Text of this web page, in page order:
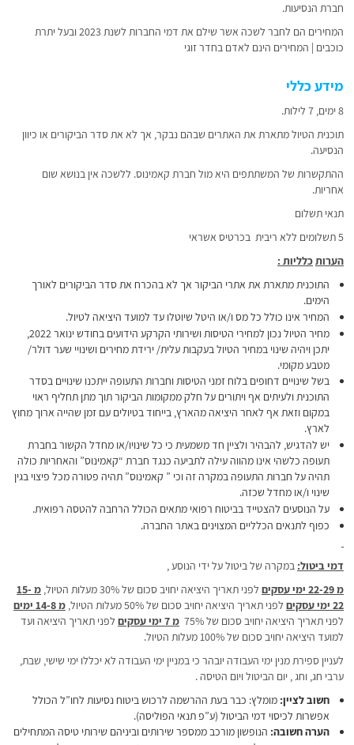
חברת הנסיעות.
המחירים הם לחבר לשכה אשר שילם את דמי החברות לשנת 2023 ובעל יתרת
כוכבים | המחירים הינם לאדם בחדר זוגי
מידע כללי
8 ימים, 7 לילות.
תוכנית הטיול מתארת את האתרים שבהם נבקר, אך לא את סדר הביקורים או כיוון
הנסיעה.
ההתקשרות של המשתתפים היא מול חברת קאמינוס. ללשכה אין בנושא שום
אחריות.
תנאי תשלום
5 תשלומים ללא ריבית בכרטיס אשראי
הערות כלליות:
התוכנית מתארת את אתרי הביקור אך לא בהכרח את סדר הביקורים לאורך
הימים.
המחיר אינו כולל כל מס ו/או היטל שיוטלו עד למועד היציאה לטיול.
מחיר הטיול נכון למחירי הטיסות ושירותי הקרקע הידועים בחודש ינואר 2022,
יתכן ויהיה שינוי במחיר הטיול בעקבות עלית/ ירידת מחירים ושינויי שער דולר/
מטבע מקומי.
בשל שינויים דחופים בלוח זמני הטיסות וחברות התעופה ייתכנו שינויים בסדר
התוכנית ולעיתים אף ויתורים על חלק ממקומות הביקור תוך מתן תחליף ראוי
במקום וזאת אף לאחר היציאה מהארץ, בייחוד בטיולים עם זמן שהייה ארוך מחוץ
לארץ.
יש להדגיש, להבהיר ולציין חד משמעית כי כל שינויו/או מחדל הקשור בחברת
תעופה כלשהי אינו מהווה עילה לתביעה כנגד חברת “קאמינוס” והאחריות כולה
תהיה על חברות התעופה במקרה זה וכי ” קאמינוס” תהיה פטורה מכל פיצוי בגין
שינוי ו/או מחדל שכזה.
על הנוסעים להצטייד בביטוח רפואי מתאים הכולל הרחבה להטסה רפואית.
כפוף לתנאים הכלליים המצוינים באתר החברה.
דמי ביטול: במקרה של ביטול על ידי הנוסע ,
מ 22-29 ימי עסקים
לפני תאריך היציאה יחויב סכום של 30% מעלות הטיול,
מ 15-
22 ימי עסקים
לפני תאריך היציאה יחויב סכום של 50% מעלות הטיול,
מ 14-8 ימים
לפני תאריך היציאה יחויב סכום של 75%
מ 7 ימי עסקים
לפני תאריך היציאה ועד
למועד היציאה יחויב סכום של 100% מעלות הטיול.
לעניין ספירת מנין ימי העבודה יובהר כי במניין ימי העבודה לא יכללו ימי שישי, שבת,
ערבי חג, וחג , יום הביטול ויום הטיסה .
חשוב לציין: מומלץ: כבר בעת ההרשמה לרכוש ביטוח נסיעות לחו”ל הכולל
אפשרות לכיסוי דמי הביטול (ע”פ תנאי הפוליסה).
הערה חשובה: הנופשון מורכב ממספר שירותים וביניהם שירותי טיסה המתחילים